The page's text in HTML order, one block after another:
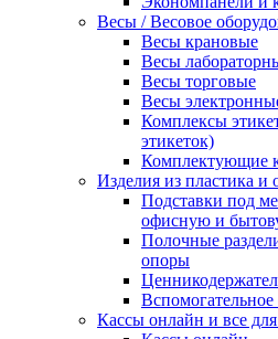
Весы / Весовое
Весы крановые
Весы
Весы торговые
Весы
Комплексы
этикеток)
Комплектующие
Изделия из пластика и
Подставки под
офисную и
Полочные
опоры
Кассы онлайн и все